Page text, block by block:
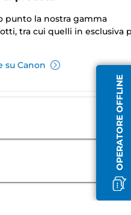
OPERATORE OFFLINE
punto la nostra gamma
tra cui quelli in esclusiva
su Canon